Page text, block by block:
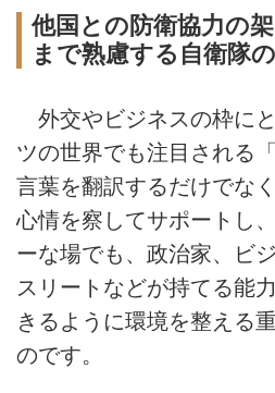
他国との防衛協力の
まで熟慮する自衛隊
外交やビジネスの枠に
ツの世界でも注目される
言葉を翻訳するだけでな
心情を察してサポートし
ーな場でも、政治家、ビ
スリートなどが持てる能
きるように環境を整える
のです。